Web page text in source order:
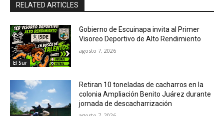
RELATED ARTICLES
El Sur
Gobierno de Escuinapa invita al Primer
Visoreo Deportivo de Alto Rendimiento
agosto 7, 2026
Retiran 10 toneladas de cacharros en la
colonia Ampliación Benito Juárez durante
jornada de descacharrización